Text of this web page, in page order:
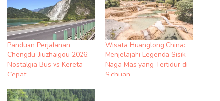
Panduan Perjalanan
Chengdu-Jiuzhaigou 2026:
Nostalgia Bus vs Kereta
Cepat
Wisata Huanglong China:
Menjelajahi Legenda Sisik
Naga Mas yang Tertidur di
Sichuan